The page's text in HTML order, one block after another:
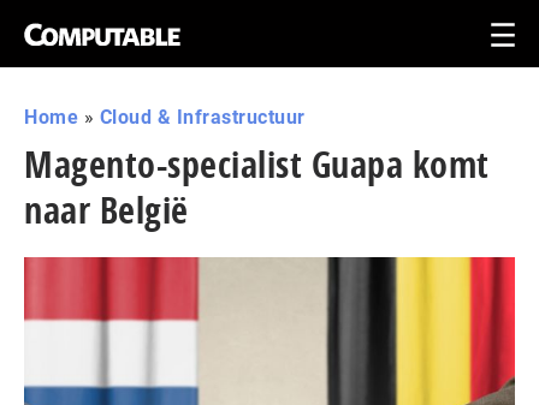
Home » Cloud & Infrastructuur
Magento-specialist Guapa komt
naar België